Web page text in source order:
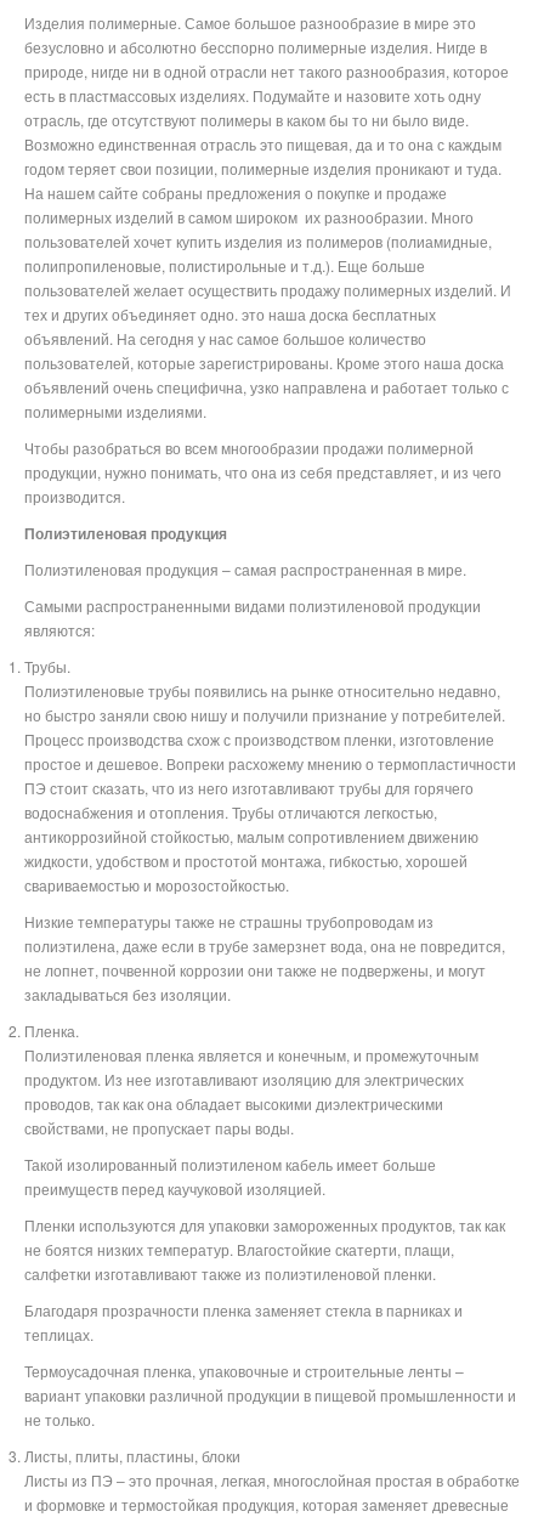
Изделия полимерные. Самое большое разнообразие в мире это
безусловно и абсолютно бесспорно полимерные изделия. Нигде в
природе, нигде ни в одной отрасли нет такого разнообразия, которое
есть в пластмассовых изделиях. Подумайте и назовите хоть одну
отрасль, где отсутствуют полимеры в каком бы то ни было виде.
Возможно единственная отрасль это пищевая, да и то она с каждым
годом теряет свои позиции, полимерные изделия проникают и туда.
На нашем сайте собраны предложения о покупке и продаже
полимерных изделий в самом широком их разнообразии. Много
пользователей хочет купить изделия из полимеров (полиамидные,
полипропиленовые, полистирольные и т.д.). Еще больше
пользователей желает осуществить продажу полимерных изделий. И
тех и других объединяет одно. это наша доска бесплатных
объявлений. На сегодня у нас самое большое количество
пользователей, которые зарегистрированы. Кроме этого наша доска
объявлений очень специфична, узко направлена и работает только с
полимерными изделиями.
Чтобы разобраться во всем многообразии продажи полимерной
продукции, нужно понимать, что она из себя представляет, и из чего
производится.
Полиэтиленовая продукция
Полиэтиленовая продукция – самая распространенная в мире.
Самыми распространенными видами полиэтиленовой продукции
являются:
Трубы.
Полиэтиленовые трубы появились на рынке относительно недавно,
но быстро заняли свою нишу и получили признание у потребителей.
Процесс производства схож с производством пленки, изготовление
простое и дешевое. Вопреки расхожему мнению о термопластичности
ПЭ стоит сказать, что из него изготавливают трубы для горячего
водоснабжения и отопления. Трубы отличаются легкостью,
антикоррозийной стойкостью, малым сопротивлением движению
жидкости, удобством и простотой монтажа, гибкостью, хорошей
свариваемостью и морозостойкостью.
Низкие температуры также не страшны трубопроводам из
полиэтилена, даже если в трубе замерзнет вода, она не повредится,
не лопнет, почвенной коррозии они также не подвержены, и могут
закладываться без изоляции.
Пленка.
Полиэтиленовая пленка является и конечным, и промежуточным
продуктом. Из нее изготавливают изоляцию для электрических
проводов, так как она обладает высокими диэлектрическими
свойствами, не пропускает пары воды.
Такой изолированный полиэтиленом кабель имеет больше
преимуществ перед каучуковой изоляцией.
Пленки используются для упаковки замороженных продуктов, так как
не боятся низких температур. Влагостойкие скатерти, плащи,
салфетки изготавливают также из полиэтиленовой пленки.
Благодаря прозрачности пленка заменяет стекла в парниках и
теплицах.
Термоусадочная пленка, упаковочные и строительные ленты –
вариант упаковки различной продукции в пищевой промышленности и
не только.
Листы, плиты, пластины, блоки
Листы из ПЭ – это прочная, легкая, многослойная простая в обработке
и формовке и термостойкая продукция, которая заменяет древесные